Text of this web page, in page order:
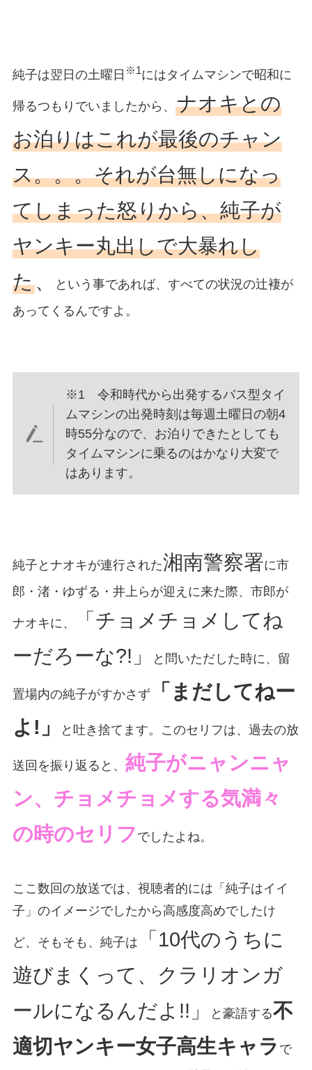
純子は翌日の土曜日 ※1にはタイムマシンで昭和に
帰るつもりでいましたから、 ナオキとの
お泊りはこれが最後のチャン
ス。。。それが台無しになっ
てしまった怒りから、純子が
ヤンキー丸出しで大暴れし
た、
という事であれば、すべての状況の辻褄が
あってくるんですよ。
※1 令和時代から出発するバス型タイ
ムマシンの出発時刻は毎週土曜日の朝4
時55分なので、お泊りできたとしても
タイムマシンに乗るのはかなり大変で
はあります。
純子とナオキが連行された湘南警察署に市
郎・渚・ゆずる・井上らが迎えに来た際、市郎が
ナオキに、
「チョメチョメしてね
ーだろーな?!」
と問いただした時に、留
置場内の純子がすかさず「まだしてねー
よ!」
と吐き捨てます。このセリフは、過去の放
送回を振り返ると、 純子がニャンニャ
ン、チョメチョメする気満々
の時のセリフ でしたよね。
ここ数回の放送では、視聴者的には「純子はイイ
子」のイメージでしたから高感度高めでしたけ
ど、そもそも、純子は
「10代のうちに
遊びまくって、クラリオンガ
ールになるんだよ!!」
と豪語する不
適切ヤンキー女子高生キャラ で